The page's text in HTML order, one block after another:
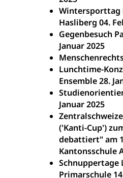
Wintersporttag
Hasliberg 04.
Gegenbesuch
Januar 2025
Lunchtime-
Ensemble 28.
Januar 2025
('Kanti-Cup')
debattiert" am
Kantonsschule
Schnuppertage
Primarschule